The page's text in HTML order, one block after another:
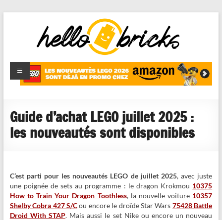
HelloBricks
Blog LEGO,
nouveaut�s
reviews
Guide d’achat LEGO juillet 2025 :
les nouveautés sont disponibles
C’est parti pour les nouveautés LEGO de juillet 2025, avec juste
une poignée de sets au programme : le dragon Krokmou 10375
How to Train Your Dragon Toothless, la nouvelle voiture 10357
Shelby Cobra 427 S/Cou encore le droïde Star Wars 75428 Battle
Droid With STAP. Mais aussi le set Nike ou encore un nouveau